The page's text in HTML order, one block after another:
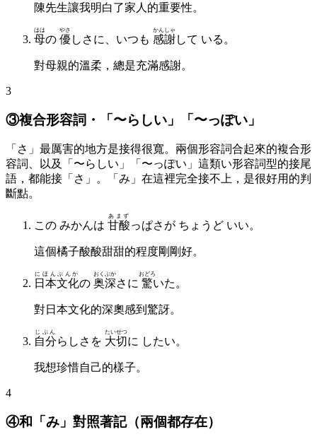
陳先生讓我明白了家人的重要性。
母
はは
の 優
やさ
しさに、いつも 感謝
かんしゃ
して いる。
對母親的溫柔，總是充滿感謝。
3
③複合形容詞・「〜らしい」「〜っぽい」
「さ」最厲害的地方是接得很寬。兩個形容詞合起來的複合形
容詞、以及「〜らしい」「〜っぽい」這類い形容詞型的接尾
語，都能接「さ」。「み」在這裡完全接不上，是很好用的判
斷點。
この みかんは 甘酸
あまず
っぱさが ちょうど いい。
這個橘子酸酸甜甜的程度剛剛好。
日本文化
にほんぶんか
の 奥深
おくぶか
さに 驚
おどろ
いた。
對日本文化的深奧感到驚訝。
自分
じぶん
らしさを 大切
たいせつ
に したい。
我想珍惜自己的樣子。
4
④和「み」對照著記（兩個都存在）